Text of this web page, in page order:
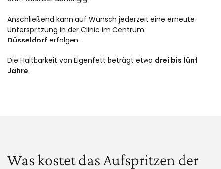
Anschließend kann auf Wunsch jederzeit eine erneute
Unterspritzung in der Clinic im Centrum
Düsseldorf erfolgen.
Die Haltbarkeit von Eigenfett beträgt etwa drei bis fünf
Jahre.
Was kostet das Aufspritzen der